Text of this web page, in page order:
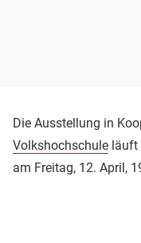
Die Ausstellung in
Volkshochschule läuft
am Freitag, 12. April,